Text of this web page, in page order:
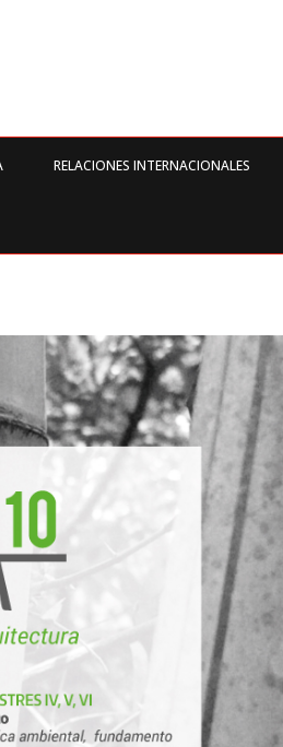
RELACIONES INTERNACIONALES